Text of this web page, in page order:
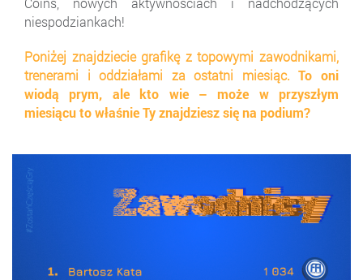
niespodziankach!
Poniżej znajdziecie grafikę z topowymi zawodnikami,
trenerami i oddziałami za ostatni miesiąc.To oni
wiodą prym, ale kto wie – może w przyszłym
miesiącu to właśnie Ty znajdziesz się na podium?